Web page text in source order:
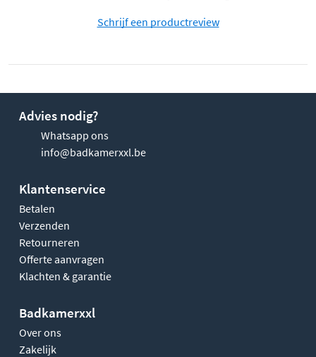
Schrijf een productreview
Advies nodig?
Whatsapp ons
info@badkamerxxl.be
Klantenservice
Betalen
Verzenden
Retourneren
Offerte aanvragen
Klachten & garantie
Badkamerxxl
Over ons
Zakelijk